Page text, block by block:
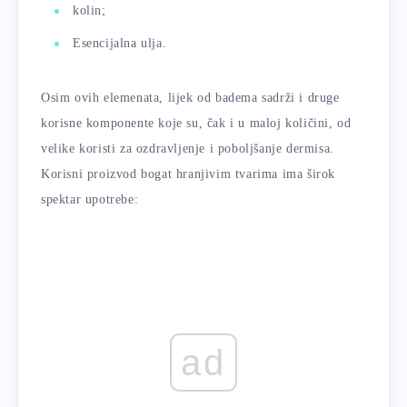
kolin;
Esencijalna ulja.
Osim ovih elemenata, lijek od badema sadrži i druge
korisne komponente koje su, čak i u maloj količini, od
velike koristi za ozdravljenje i poboljšanje dermisa.
Korisni proizvod bogat hranjivim tvarima ima širok
spektar upotrebe:
ad